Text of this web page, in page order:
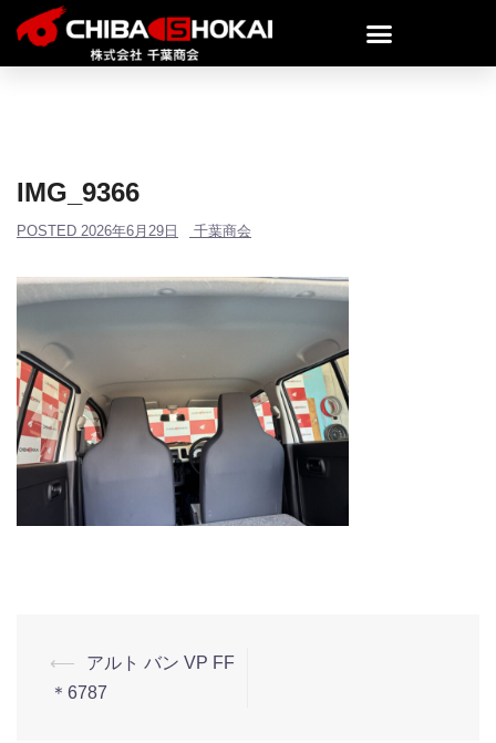
IMG_9366
POSTED 2026年6月29日 千葉商会
⟵
アルト バン VP FF
＊6787